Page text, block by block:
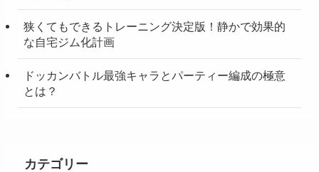
狭くてもできるトレーニング決定版！静かで効果的
な自宅ジム化計画
ドッカンバトル最強キャラとパーティー編成の極意
とは？
カテゴリー